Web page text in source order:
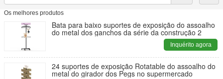
Os melhores produtos
Bata para baixo suportes de exposição do assoalho
do metal dos ganchos da série da construção 2
Inquérito agora
24 suportes de exposição Rotatable do assoalho do
metal do girador dos Pegs no supermercado